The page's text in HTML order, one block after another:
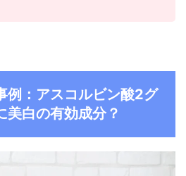
例：アスコルビン酸2グ
美白の有効成分？